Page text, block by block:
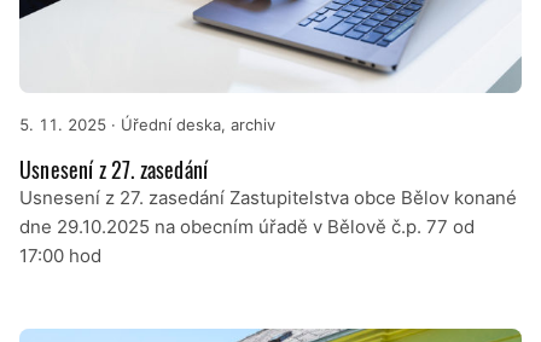
5. 11. 2025 · Úřední deska, archiv
Usnesení z 27. zasedání
Usnesení z 27. zasedání Zastupitelstva obce Bělov konané
dne 29.10.2025 na obecním úřadě v Bělově č.p. 77 od
17:00 hod